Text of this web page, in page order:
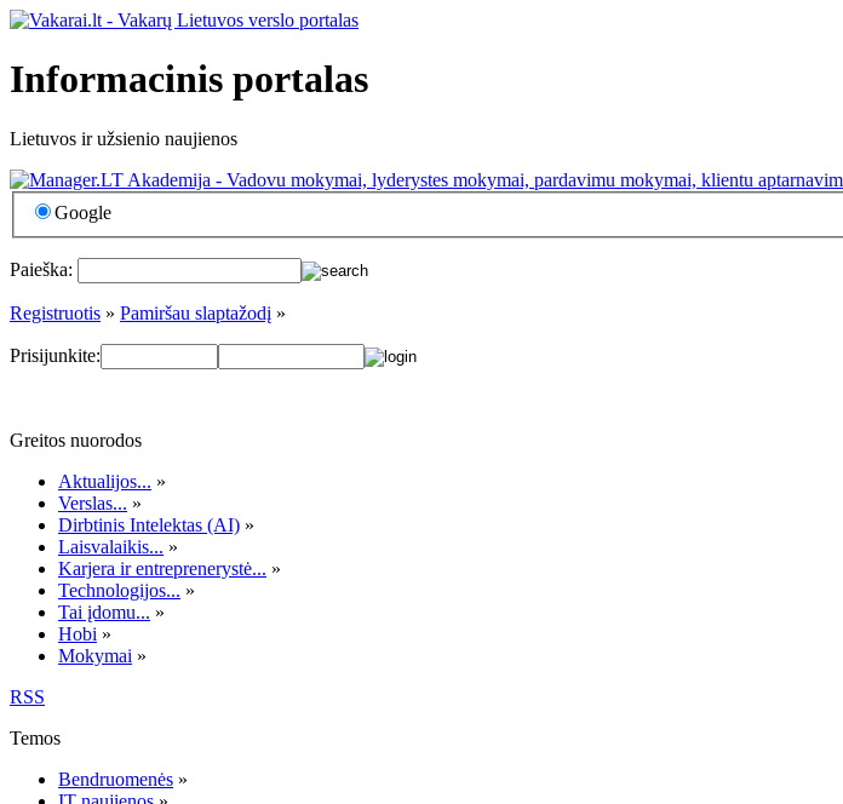
Informacinis portalas
Lietuvos ir užsienio naujienos
Google
Paieška:
Registruotis » Pamiršau slaptažodį »
Prisijunkite:
Greitos nuorodos
Aktualijos... »
Verslas... »
Dirbtinis Intelektas (AI) »
Laisvalaikis... »
Karjera ir entreprenerystė... »
Technologijos... »
Tai įdomu... »
Hobi »
Mokymai »
RSS
Temos
Bendruomenės »